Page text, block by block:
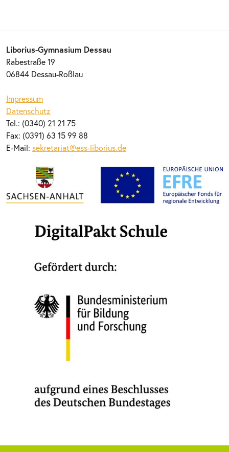
Liborius-Gymnasium Dessau
Rabestraße 19
06844 Dessau-Roßlau
Impressum
Datenschutz
Tel.: (0340) 21 21 75
Fax: (0391) 63 15 99 88
E-Mail: sekretariat@ess-liborius.de